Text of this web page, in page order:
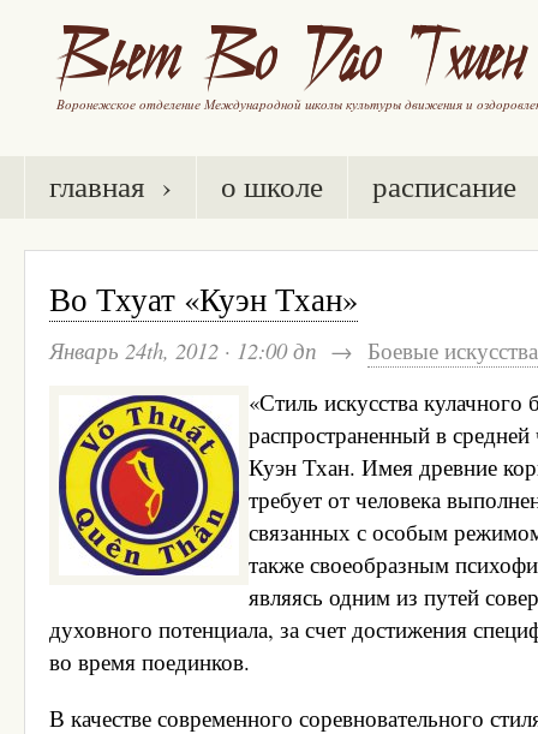
главная › о школе расписание
Во Тхуат «Куэн Тхан»
Январь 24th, 2012 · 12:00 дп → Боевые искусства
«Стиль искусства кулачного
распространенный в
Куэн Тхан. Имея древние
требует от человека
связанных с особым
также своеобразным
являясь одним из путей
духовного потенциала, за счет достижения
во время поединков.
В качестве современного соревновательного